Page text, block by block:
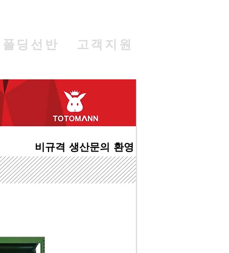
폴딩선반 고객지원
​비규격 생산문의 환영